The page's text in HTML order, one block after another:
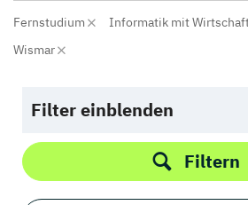
Fernstudium
Informatik mit
Wismar
Filter einblenden
Filtern